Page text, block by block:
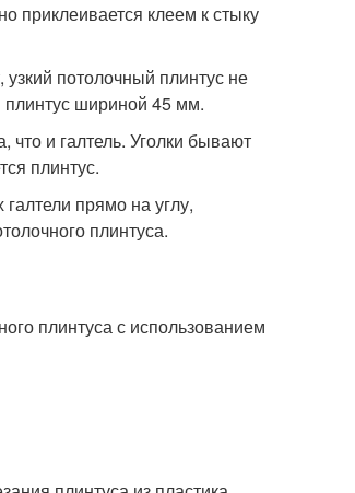
клеем к стыку
потолочный плинтус не
плинтус шириной 45 мм.
что и галтель. Уголки бывают
плинтус.
прямо на углу,
плинтуса.
плинтуса с использованием